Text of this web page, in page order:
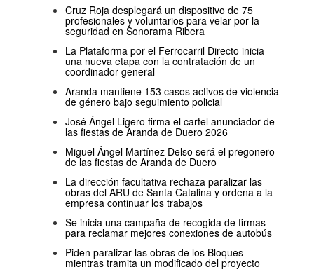
Cruz Roja desplegará un dispositivo de 75
profesionales y voluntarios para velar por la
seguridad en Sonorama Ribera
La Plataforma por el Ferrocarril Directo inicia
una nueva etapa con la contratación de un
coordinador general
Aranda mantiene 153 casos activos de violencia
de género bajo seguimiento policial
José Ángel Ligero firma el cartel anunciador de
las fiestas de Aranda de Duero 2026
Miguel Ángel Martínez Delso será el pregonero
de las fiestas de Aranda de Duero
La dirección facultativa rechaza paralizar las
obras del ARU de Santa Catalina y ordena a la
empresa continuar los trabajos
Se inicia una campaña de recogida de firmas
para reclamar mejores conexiones de autobús
Piden paralizar las obras de los Bloques
mientras tramita un modificado del proyecto